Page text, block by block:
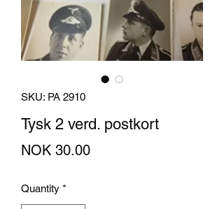
SKU: PA 2910
Tysk 2 verd. postkort
NOK 30.00Price
Quantity *